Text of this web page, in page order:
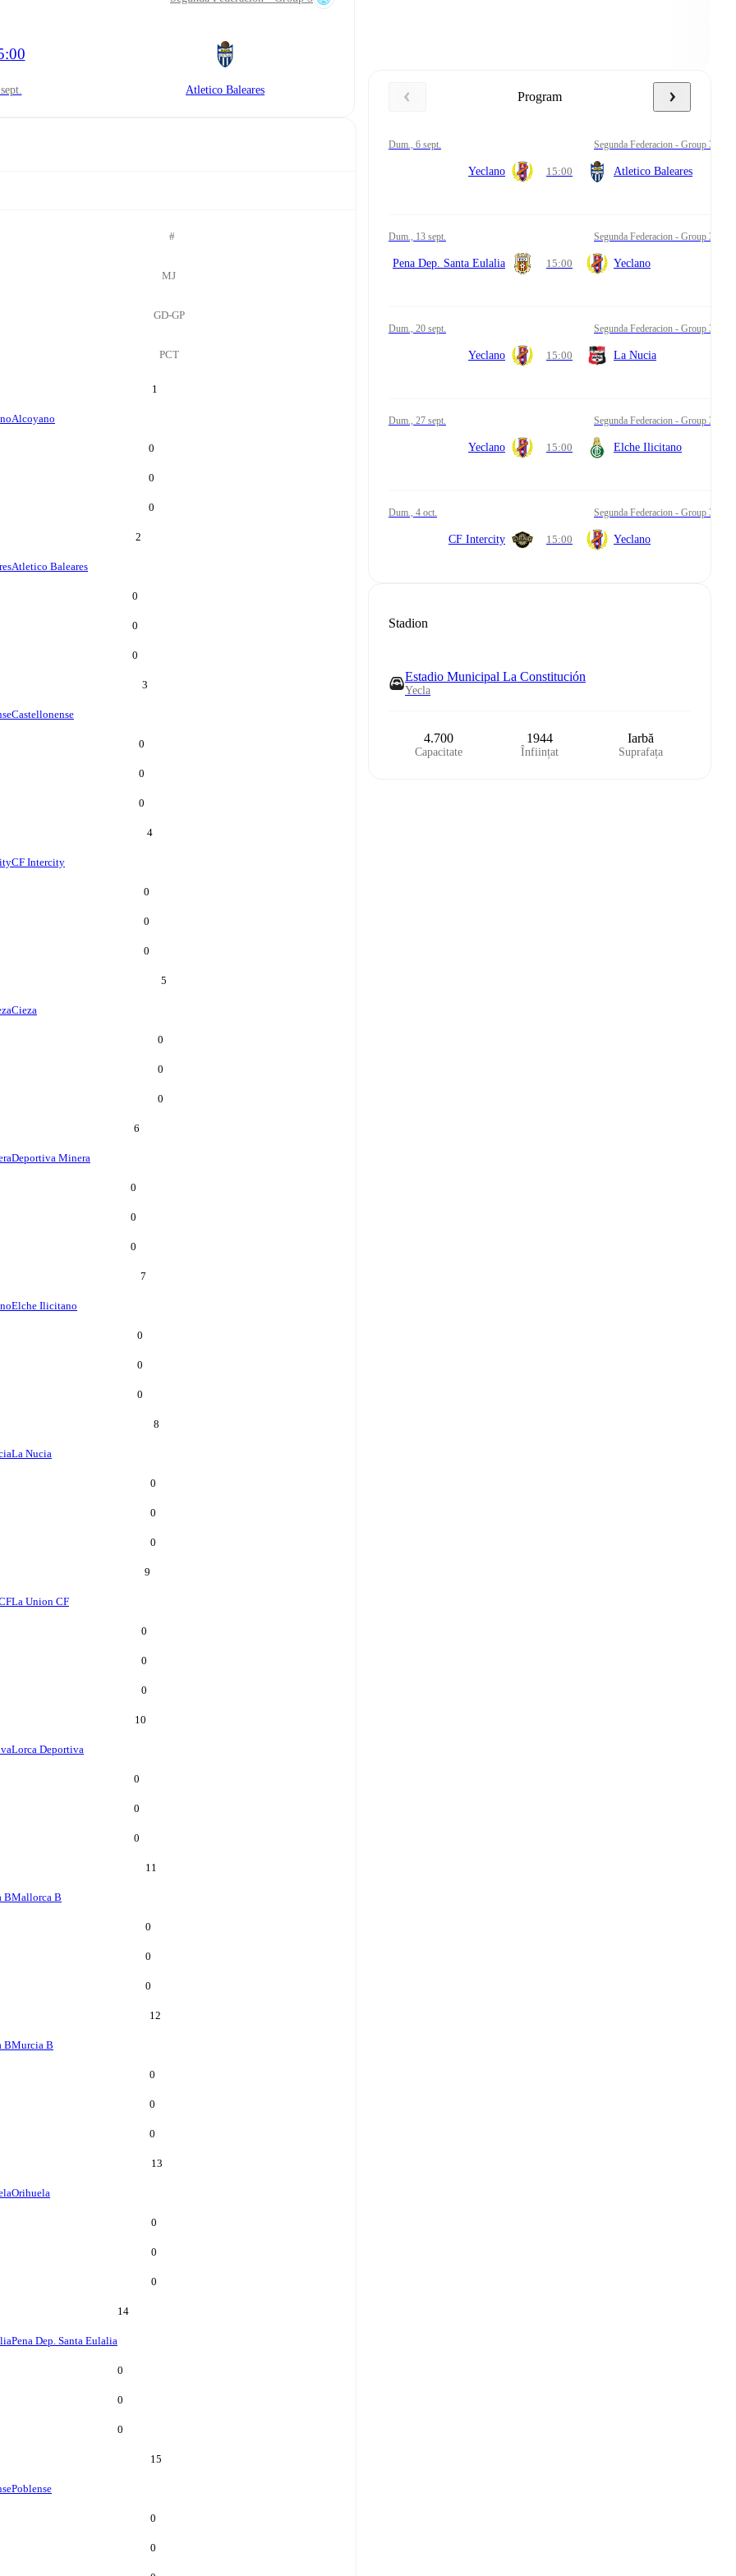
sept. Atletico Baleares
#
MJ
GD-GP
PCT
1
Alcoyano
0
0
0
2
Atletico Baleares
0
0
0
3
Castellonense
0
0
0
4
CF Intercity
0
0
0
5
Cieza
0
0
0
6
Deportiva Minera
0
0
0
7
Elche Ilicitano
0
0
0
8
La Nucia
0
0
0
9
La Union CF
0
0
0
10
Lorca Deportiva
0
0
0
11
BMallorca B
0
0
0
12
BMurcia B
0
0
0
13
Orihuela
0
0
0
14
Pena Dep. Santa Eulalia
0
0
0
15
Poblense
0
0
Program
dum., 6 sept. Segunda Federacion - Group 3
Yeclano 15:00 Atletico Baleares
dum., 13 sept. Segunda Federacion - Group 3
Pena Dep. Santa Eulalia 15:00 Yeclano
dum., 20 sept. Segunda Federacion - Group 3
Yeclano 15:00 La Nucia
dum., 27 sept. Segunda Federacion - Group 3
Yeclano 15:00 Elche Ilicitano
dum., 4 oct. Segunda Federacion - Group 3
CF Intercity 15:00 Yeclano
Stadion
Estadio Municipal La Constitución
Yecla
4.700
Capacitate
1944
Înființat
Iarbă
Suprafața